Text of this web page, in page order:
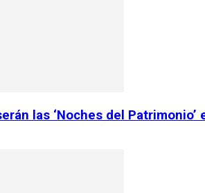
las ‘Noches del Patrimonio’